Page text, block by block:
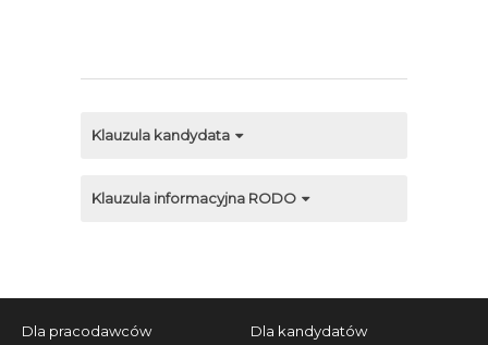
Klauzula kandydata
Klauzula informacyjna RODO
Dla pracodawców Dla kandydatów